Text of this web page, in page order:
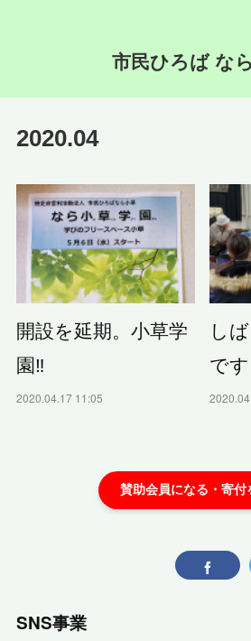
市民ひろば な
2020.04
開設を延期。小草学
園‼️
2020.04.17 11:05
し
です
SNS事業